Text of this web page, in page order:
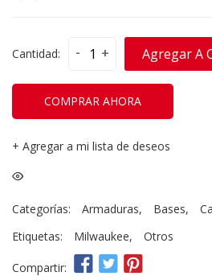
Cantidad: - + Agregar A
COMPRAR AHORA
+ Agregar a mi lista de deseos
Categorías: Armaduras, Bases,
Etiquetas:
Milwaukee, Otros
Compartir: